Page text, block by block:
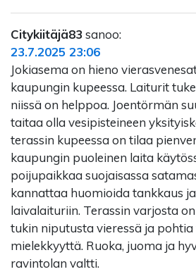
Citykiitäjä83 sanoo:
23.7.2025 23:06
Jokiasema on hieno
kaupungin kupeessa. Laiturit
niissä on helppoa. Joentörmän
taitaa olla vesipisteineen
terassin kupeessa on tilaa
kaupungin puoleinen laita
poijupaikkaa suojaisassa
kannattaa huomioida tankkaus
laivalaituriin. Terassin varjosta
tukin niputusta vieressä ja
mielekkyyttä. Ruoka, juoma ja
ravintolan valtti.